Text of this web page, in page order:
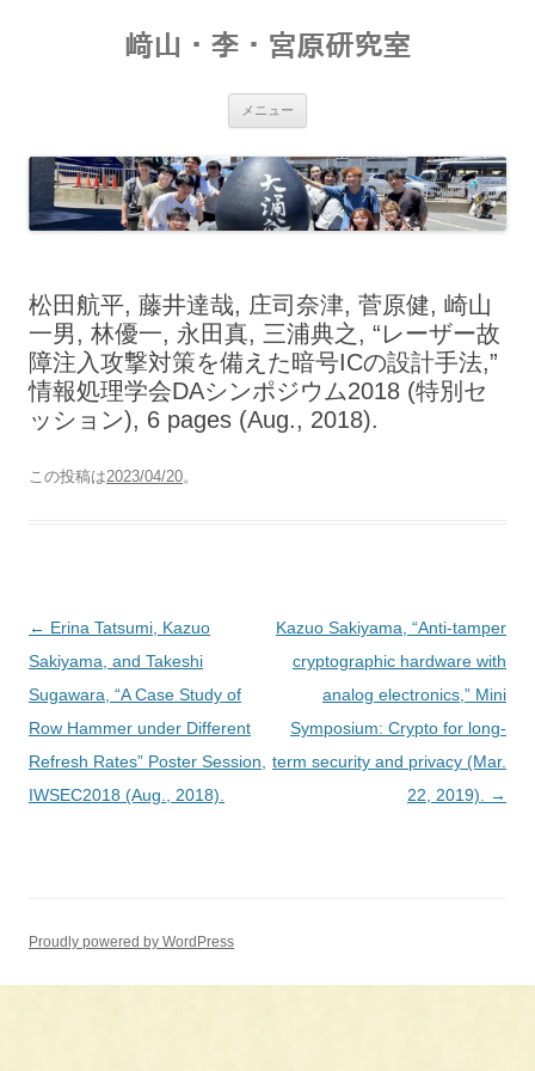
プ
﨑山・李・宮原研究室
メニュー
松田航平, 藤井達哉, 庄司奈津, 菅原健, 崎山
一男, 林優一, 永田真, 三浦典之, “レーザー故
障注入攻撃対策を備えた暗号ICの設計手法,”
情報処理学会DAシンポジウム2018 (特別セ
ッション), 6 pages (Aug., 2018).
この投稿は2023/04/20。
投
稿
ナ
ビ
ゲ
ー
← Erina Tatsumi, Kazuo
Sakiyama, and Takeshi
Sugawara, “A Case Study of
Row Hammer under Different
Refresh Rates” Poster Session,
IWSEC2018 (Aug., 2018).
Kazuo Sakiyama, “Anti-tamper
cryptographic hardware with
analog electronics,” Mini
Symposium: Crypto for long-
term security and privacy (Mar.
22, 2019).
→
Proudly powered by WordPress